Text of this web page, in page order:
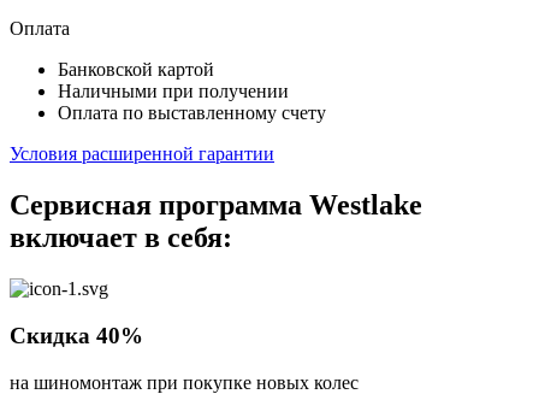
Оплата
Банковской картой
Наличными при получении
Оплата по выставленному счету
Условия расширенной гарантии
Сервисная программа Westlake
включает в себя:
Скидка 40%
на шиномонтаж при покупке новых колес